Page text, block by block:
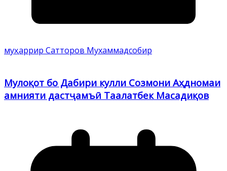
муҳаррир Сатторов Мухаммадсобир
Мулоқот бо Дабири кулли Созмони Аҳдномаи
амнияти дастҷамъӣ Таалатбек Масадиқов